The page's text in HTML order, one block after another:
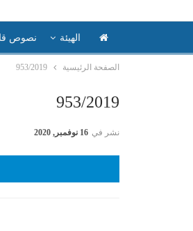
الهيئة نصوص
الصفحة الرئيسية 953/2019
953/2019
نشر في 16 نوفمبر, 2020